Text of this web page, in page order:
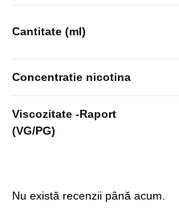
Cantitate (ml)
Concentratie nicotina
Viscozitate -Raport
(VG/PG)
Nu există recenzii până acum.